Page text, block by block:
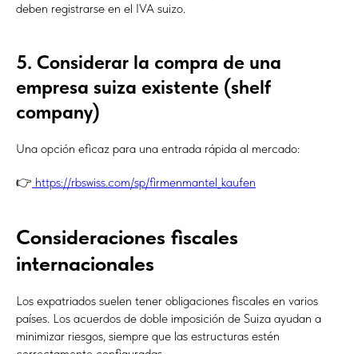
deben registrarse en el IVA suizo.
5. Considerar la compra de una
empresa suiza existente (shelf
company)
Una opción eficaz para una entrada rápida al mercado:
👉 https://rbswiss.com/sp/firmenmantel_kaufen
Consideraciones fiscales
internacionales
Los expatriados suelen tener obligaciones fiscales en varios
países. Los acuerdos de doble imposición de Suiza ayudan a
minimizar riesgos, siempre que las estructuras estén